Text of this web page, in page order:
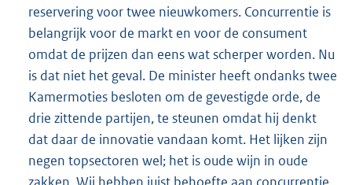
reservering voor twee nieuwkomers. Concurrentie is
belangrijk voor de markt en voor de consument
omdat de prijzen dan eens wat scherper worden. Nu
is dat niet het geval. De minister heeft ondanks twee
Kamermoties besloten om de gevestigde orde, de
drie zittende partijen, te steunen omdat hij denkt
dat daar de innovatie vandaan komt. Het lijken zijn
negen topsectoren wel; het is oude wijn in oude